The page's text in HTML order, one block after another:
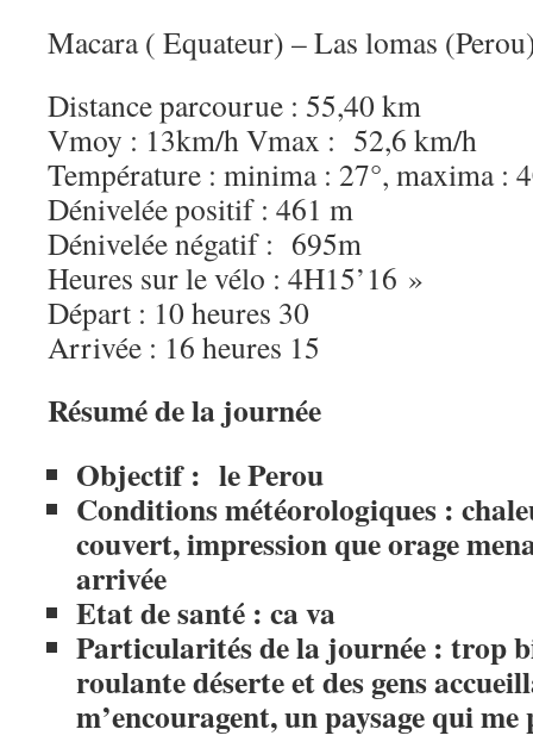
Macara ( Equateur) – Las lomas
Distance parcourue : 55,40 km
Vmoy : 13km/h Vmax : 52,6 km/h
Température : minima : 27°, maxima :
Dénivelée positif : 461 m
Dénivelée négatif : 695m
Heures sur le vélo : 4H15’16 »
Départ : 10 heures 30
Arrivée : 16 heures 15
Résumé de la journée
Objectif : le Perou
Conditions météorologiques :
couvert, impression que orage
arrivée
Etat de santé : ca va
Particularités de la journée : trop
roulante déserte et des gens
m’encouragent, un paysage qui